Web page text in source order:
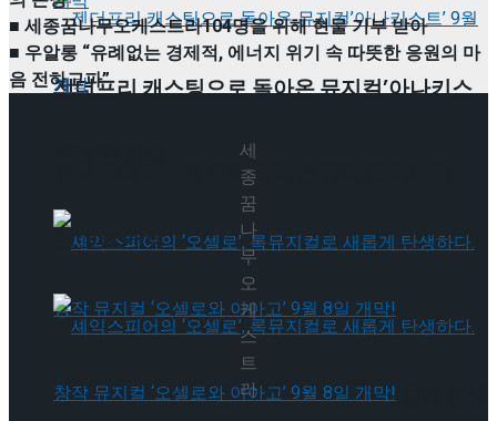
젠더프리 캐스팅으로 돌아온 뮤지컬’아나키스
셰익스피어의 ‘오셀로’, 록뮤지컬로 새롭게 탄생
젠더프리 캐스팅으로 돌아온 뮤지컬’아나키스
트’ 9월 개막
■ 세종꿈나무오케스트라104명을 위해 현물 기부 받아
■ 우알롱 “유례없는 경제적, 에너지 위기 속 따뜻한 응원의 마
음 전하고파”
세
종
꿈
나
무
오
케
스
트
라